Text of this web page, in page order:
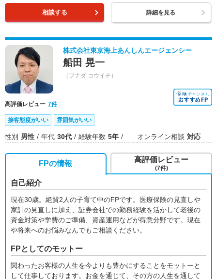
相談する 詳細を見る
株式会社東京海上あんしんエージェンシー
船田 晃一
（フナダ コウイチ）
高評価レビュー 7件
接客態度がいい 雰囲気がいい
性別 男性 年代 30代 経験年数 5年 オンライン相談 対応
FPの情報
自己紹介
現在30歳。絶賛2人の子育て中のFPです。医療保険の見直しや
家計の見直しに加え、証券会社での勤務経験を活かして老後の
資金対策や学費のご準備、資産運用などが得意分野です。現在
や将来へのお悩みなんでもご相談ください。
FPとしてのモットー
関わったお客様の人生を今よりも豊かにすることをモットーと
して仕事しております。お金を通じて、その方の人生を通して
高評価レビュー
(7件)